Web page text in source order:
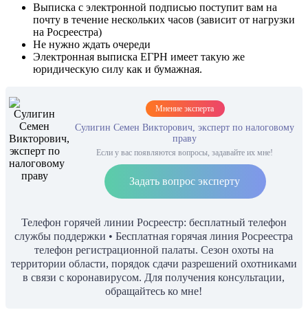
Выписка с электронной подписью поступит вам на
почту в течение нескольких часов (зависит от нагрузки
на Росреестра)
Не нужно ждать очереди
Электронная выписка ЕГРН имеет такую же
юридическую силу как и бумажная.
Мнение эксперта
Сулигин Семен Викторович, эксперт по налоговому
праву
Если у вас появляются вопросы, задавайте их мне!
Задать вопрос эксперту
Телефон горячей линии Росреестр: бесплатный телефон
службы поддержки • Бесплатная горячая линия Росреестра
телефон регистрационной палаты. Сезон охоты на
территории области, порядок сдачи разрешений охотниками
в связи с коронавирусом. Для получения консультации,
обращайтесь ко мне!